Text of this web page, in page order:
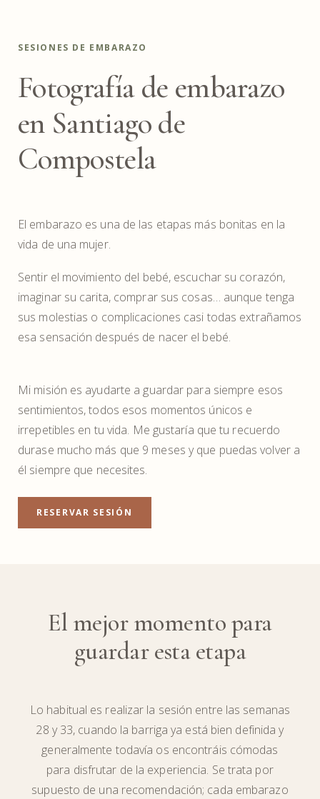
SESIONES DE EMBARAZO
Fotografía de embarazo
en Santiago de
Compostela
El embarazo es una de las etapas más bonitas en la
vida de una mujer.
Sentir el movimiento del bebé, escuchar su corazón,
imaginar su carita, comprar sus cosas… aunque tenga
sus molestias o complicaciones casi todas extrañamos
esa sensación después de nacer el bebé.
Mi misión es ayudarte a guardar para siempre esos
sentimientos, todos esos momentos únicos e
irrepetibles en tu vida. Me gustaría que tu recuerdo
durase mucho más que 9 meses y que puedas volver a
él siempre que necesites.
RESERVAR SESIÓN
El mejor momento para
guardar esta etapa
Lo habitual es realizar la sesión entre las semanas
28 y 33, cuando la barriga ya está bien definida y
generalmente todavía os encontráis cómodas
para disfrutar de la experiencia. Se trata por
supuesto de una recomendación; cada embarazo